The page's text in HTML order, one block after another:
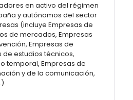
en activo del régimen
y autónomos del sector
(incluye Empresas de
de mercados, Empresas
Empresas de
estudios técnicos,
temporal, Empresas de
y de la comunicación,